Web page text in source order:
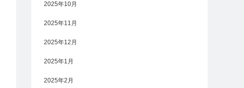
2025年10月
2025年11月
2025年12月
2025年1月
2025年2月